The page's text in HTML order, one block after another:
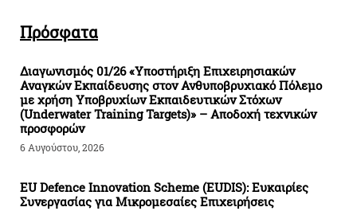
Πρόσφατα
Διαγωνισμός 01/26 «Υποστήριξη Επιχειρησιακών
Αναγκών Εκπαίδευσης στον Ανθυποβρυχιακό Πόλεμο
με χρήση Υποβρυχίων Εκπαιδευτικών Στόχων
(Underwater Training Targets)» – Αποδοχή τεχνικών
προσφορών
6 Αυγούστου, 2026
EU Defence Innovation Scheme (EUDIS): Ευκαιρίες
Συνεργασίας για Μικρομεσαίες Επιχειρήσεις